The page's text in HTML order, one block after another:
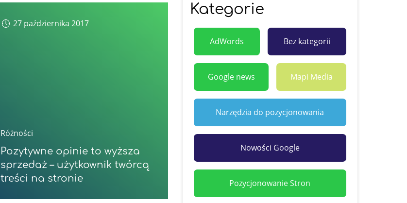
27 października 2017
Różności
Pozytywne opinie to wyższa
sprzedaż – użytkownik twórcą
treści na stronie
Kategorie
AdWords Bez kategorii
Google news Mapi Media
Narzędzia do pozycjonowania
Nowości Google
Pozycjonowanie Stron